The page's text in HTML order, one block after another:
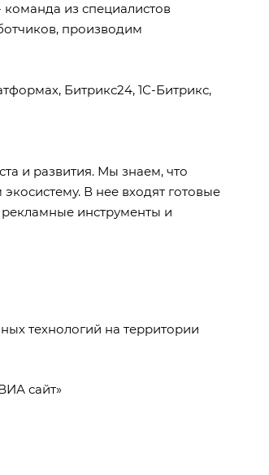
команда из специалистов
производим
Битрикс24, 1С-Битрикс,
и развития. Мы знаем, что
В нее входят готовые
рекламные инструменты и
технологий на территории
сайт»